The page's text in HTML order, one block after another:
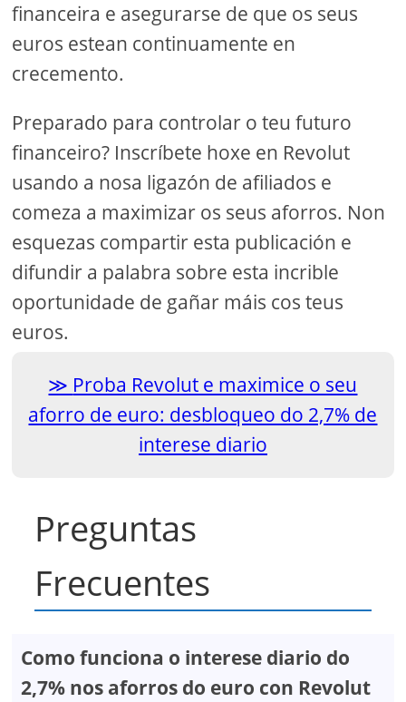
financeira e asegurarse de que os seus
euros estean continuamente en
crecemento.
Preparado para controlar o teu futuro
financeiro? Inscríbete hoxe en Revolut
usando a nosa ligazón de afiliados e
comeza a maximizar os seus aforros. Non
esquezas compartir esta publicación e
difundir a palabra sobre esta incrible
oportunidade de gañar máis cos teus
euros.
Proba Revolut e maximice o seu
aforro de euro: desbloqueo do 2,7% de
interese diario
Preguntas
Frecuentes
Como funciona o interese diario do
2,7% nos aforros do euro con Revolut